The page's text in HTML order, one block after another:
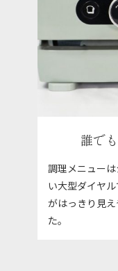
誰で
調理メニュー
い大型ダイヤ
がはっきり見
た。